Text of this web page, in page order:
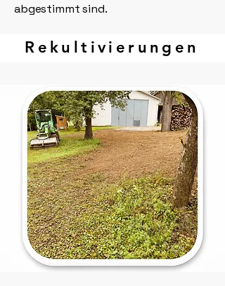
abgestimmt sind.
Rekultivierungen